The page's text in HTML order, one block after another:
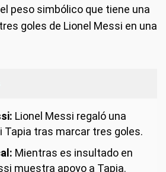
peso simbólico que tiene una
goles de Lionel Messi en una
Lionel Messi regaló una
Tapia tras marcar tres goles.
Mientras es insultado en
muestra apoyo a Tapia.